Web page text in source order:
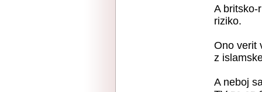
A britsko-
riziko.
Ono verit
z
A neboj